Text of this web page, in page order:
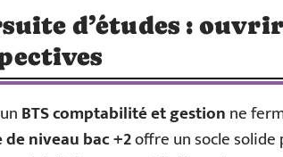
d’études :
BTS comptabilité et gestionne
niveau bac +2offre un socle